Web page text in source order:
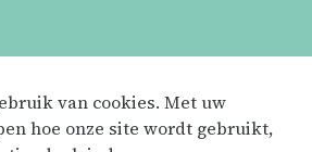
van cookies. Met uw
hoe onze site wordt gebruikt,